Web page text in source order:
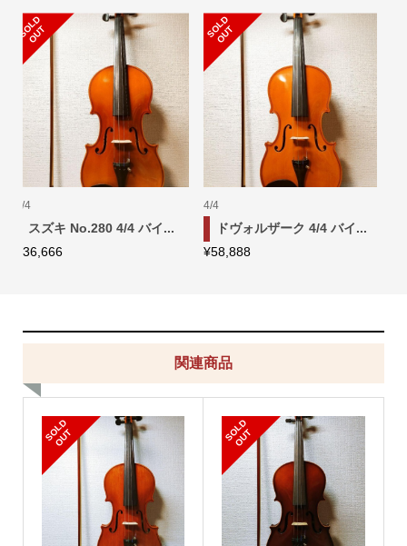
バイ...
Josef Kreutzer 4/4 バイ...
SO
L
D
O
UT
XIVEL社 UNIVERSO
関連商品
S
O
L
D
O
U
T S
O
L
D
O
U
T